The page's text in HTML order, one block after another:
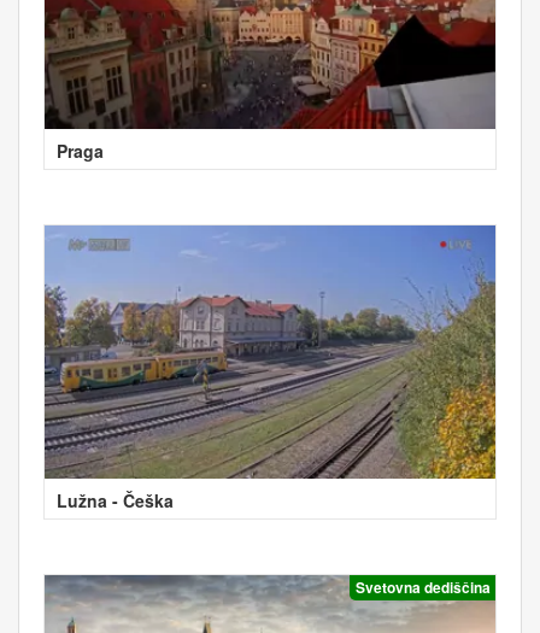
Praga
Lužna - Češka
Svetovna dediščina